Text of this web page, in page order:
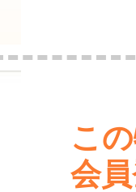
こ
会